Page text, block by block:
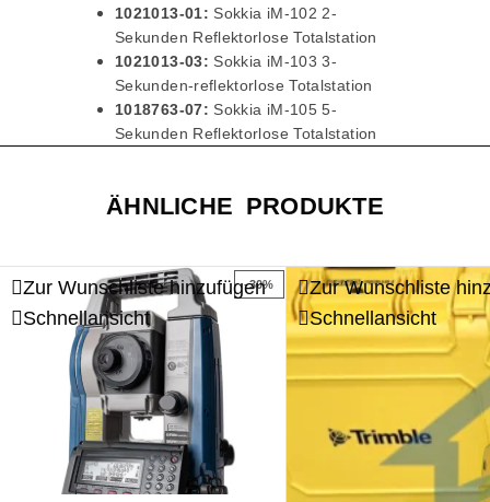
1021013-01: Sokkia iM-102 2-
Sekunden Reflektorlose Totalstation
1021013-03: Sokkia iM-103 3-
Sekunden-reflektorlose Totalstation
1018763-07: Sokkia iM-105 5-
Sekunden Reflektorlose Totalstation
ÄHNLICHE PRODUKTE
-30%
Zur Wunschliste hinzufügen
Schnellansicht
Zur Wunschliste
Schnellansicht